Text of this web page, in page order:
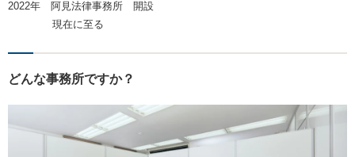
2022年 阿見法律事務所 開設
現在に至る
どんな事務所ですか？